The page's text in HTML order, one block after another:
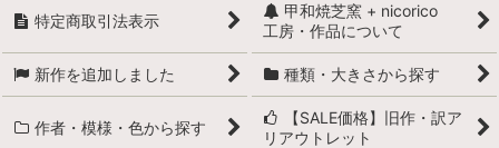
特定商取引法表示
甲和焼芝窯 + nicorico
工房・作品について
新作を追加しました 種類・大きさから探す
作者・模様・色から探す
【SALE価格】旧作・訳ア
リアウトレット